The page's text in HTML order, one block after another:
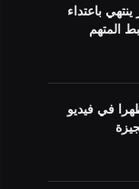
باعتداء
المتهم
في فيديو